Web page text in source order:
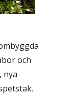
och
nya